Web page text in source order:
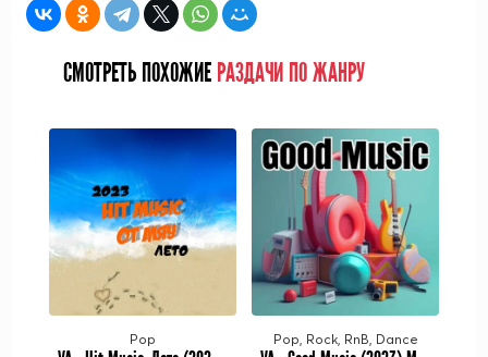
СМОТРЕТЬ ПОХОЖИЕ РАЗДАЧИ ПО ЖАНРУ
Pop Pop, Rock, RnB, Dance